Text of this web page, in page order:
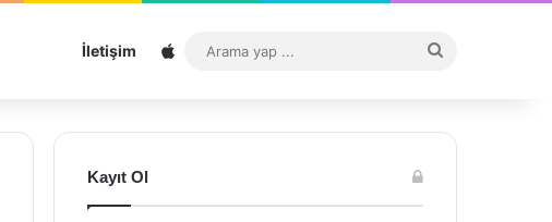
İletişim Sitemap
...
Kayıt Ol